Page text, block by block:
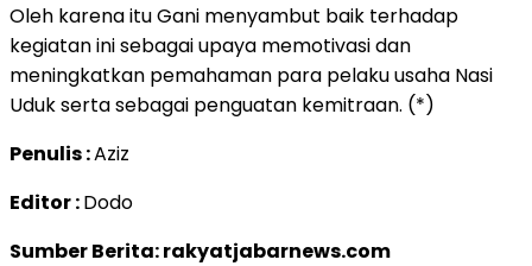
Oleh karena itu Gani menyambut baik terhadap
kegiatan ini sebagai upaya memotivasi dan
meningkatkan pemahaman para pelaku usaha Nasi
Uduk serta sebagai penguatan kemitraan. (*)
Penulis :Aziz
Editor :Dodo
Sumber Berita: rakyatjabarnews.com